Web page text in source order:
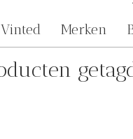
Merken